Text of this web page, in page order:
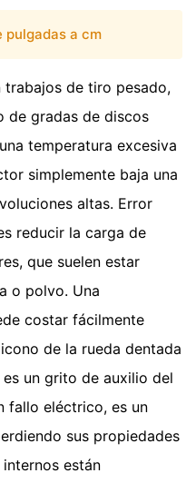
pulgadas a cm
de tiro pesado,
de gradas de discos
temperatura excesiva
simplemente baja una
altas. Error
reducir la carga de
que suelen estar
o polvo. Una
costar fácilmente
de la rueda dentada
un grito de auxilio del
fallo eléctrico, es un
sus propiedades
están